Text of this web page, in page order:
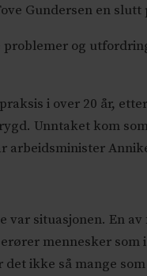
Gundersen en
og
i over 20 år,
Unntaket kom
arbeidsminister
var situasjonen. En
mennesker
ikke så mange